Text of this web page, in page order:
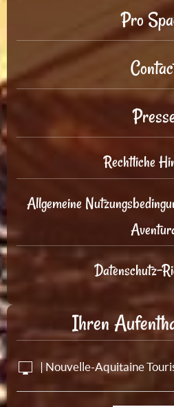
Pro
Rechtliche
Allgemeine
Datenschutz-
Ihren
| Nouvelle-Aquitaine